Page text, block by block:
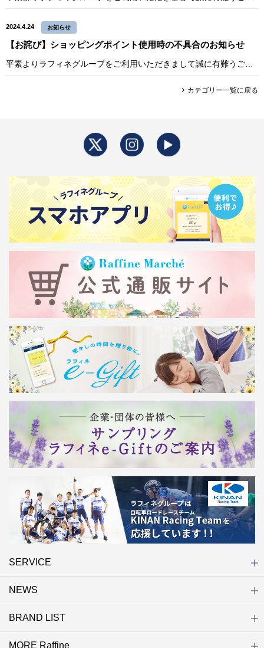
2024.4.24 お知らせ
【お詫び】ショッピングポイント使用時の不具合のお知らせ
カテゴリー一覧に戻る
SERVICE
初めての方へ
店舗検索
キャンペーン
ラフィネ マルシェ（通販サイト）
WEB予約
よくある質問（Q&A）
サイトマップ
NEWS
ニュース一覧
お知らせ
オープン
クローズ
リニューアル
その他
BRAND LIST
MORE Raffine